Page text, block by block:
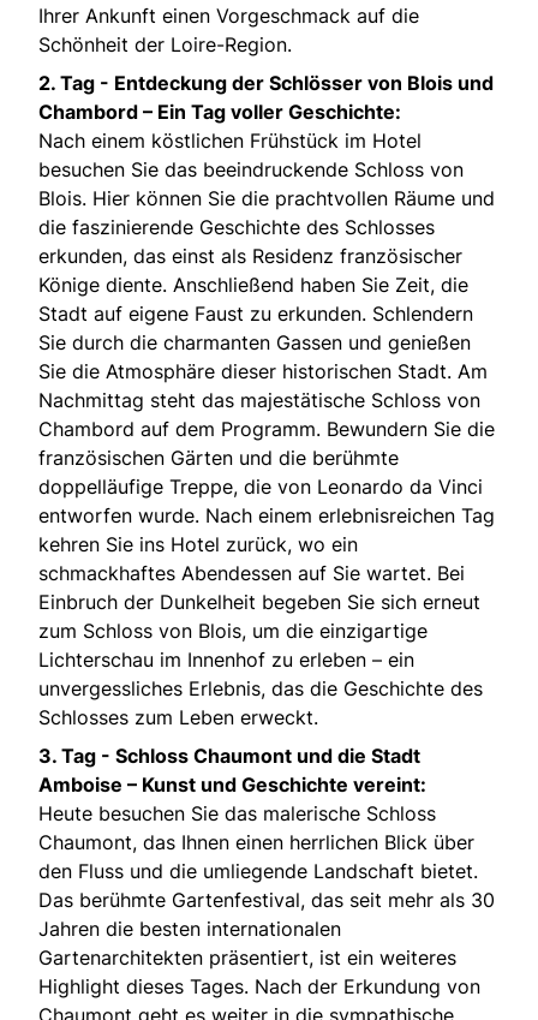
Ihrer Ankunft einen Vorgeschmack auf die
Schönheit der Loire-Region.
2. Tag - Entdeckung der Schlösser von Blois und
Chambord – Ein Tag voller Geschichte:
Nach einem köstlichen Frühstück im Hotel
besuchen Sie das beeindruckende Schloss von
Blois. Hier können Sie die prachtvollen Räume und
die faszinierende Geschichte des Schlosses
erkunden, das einst als Residenz französischer
Könige diente. Anschließend haben Sie Zeit, die
Stadt auf eigene Faust zu erkunden. Schlendern
Sie durch die charmanten Gassen und genießen
Sie die Atmosphäre dieser historischen Stadt. Am
Nachmittag steht das majestätische Schloss von
Chambord auf dem Programm. Bewundern Sie die
französischen Gärten und die berühmte
doppelläufige Treppe, die von Leonardo da Vinci
entworfen wurde. Nach einem erlebnisreichen Tag
kehren Sie ins Hotel zurück, wo ein
schmackhaftes Abendessen auf Sie wartet. Bei
Einbruch der Dunkelheit begeben Sie sich erneut
zum Schloss von Blois, um die einzigartige
Lichterschau im Innenhof zu erleben – ein
unvergessliches Erlebnis, das die Geschichte des
Schlosses zum Leben erweckt.
3. Tag - Schloss Chaumont und die Stadt
Amboise – Kunst und Geschichte vereint:
Heute besuchen Sie das malerische Schloss
Chaumont, das Ihnen einen herrlichen Blick über
den Fluss und die umliegende Landschaft bietet.
Das berühmte Gartenfestival, das seit mehr als 30
Jahren die besten internationalen
Gartenarchitekten präsentiert, ist ein weiteres
Highlight dieses Tages. Nach der Erkundung von
Chaumont geht es weiter in die sympathische